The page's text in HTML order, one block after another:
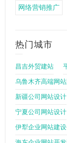
网络营销推广
热门城市
昌吉外贸建站
乌鲁木齐高端网站
新疆公司网站设计
宁夏公司网站设计
伊犁企业网站建设